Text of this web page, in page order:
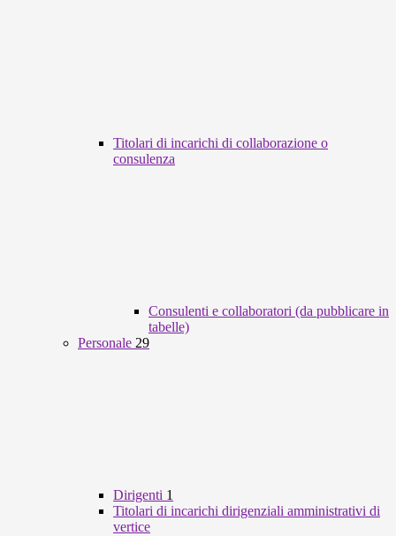
Titolari di incarichi di collaborazione o
consulenza
Consulenti e collaboratori (da pubblicare in
tabelle)
Personale 29
Dirigenti 1
Titolari di incarichi dirigenziali amministrativi di
vertice